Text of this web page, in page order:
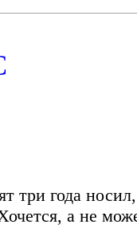
три года
а не